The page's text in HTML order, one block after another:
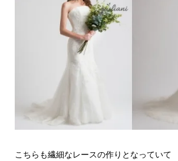
こちらも繊細なレースの作りとなっていて